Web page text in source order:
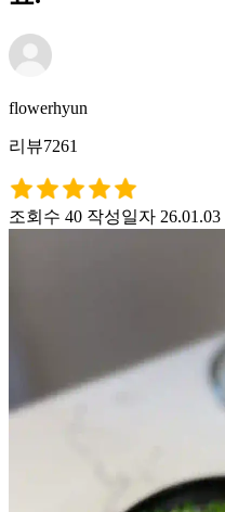
flowerhyun
리뷰7261
조회수 40 작성일자 26.01.03